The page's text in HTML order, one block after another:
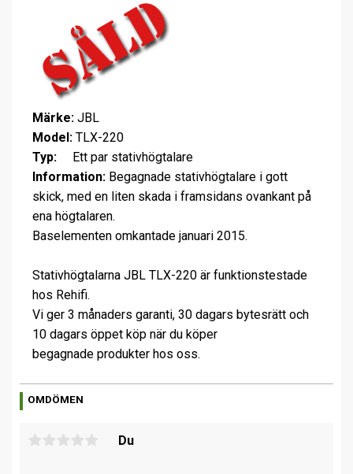
Märke: JBL
Model: TLX-220
Typ: Ett par stativhögtalare
Information: Begagnade stativhögtalare i gott
skick, med en liten skada i framsidans ovankant på
ena högtalaren.
Baselementen omkantade januari 2015.
Stativhögtalarna JBL TLX-220 är funktionstestade
hos Rehifi.
Vi ger 3 månaders garanti, 30 dagars bytesrätt och
10 dagars öppet köp när du köper
begagnade produkter hos oss.
OMDÖMEN
Du